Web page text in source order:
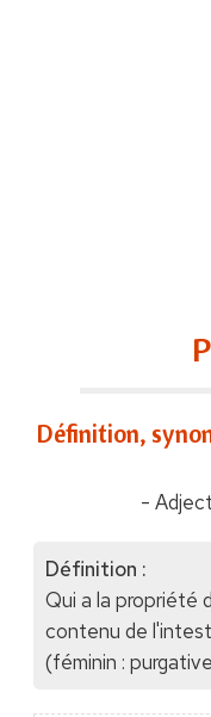
Définition,
-
Définition :
Qui a la propriété
contenu de
(féminin :